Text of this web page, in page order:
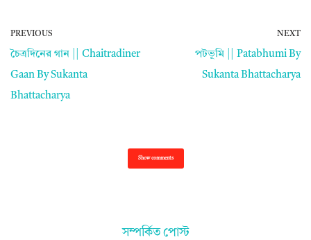
PREVIOUS
চৈত্রদিনের গান || Chaitradiner
Gaan By Sukanta
Bhattacharya
NEXT
পটভূমি || Patabhumi By
Sukanta Bhattacharya
Show comments
সম্পর্কিত পোস্ট